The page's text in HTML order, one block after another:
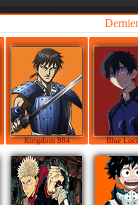
Kingdom 884 Blue